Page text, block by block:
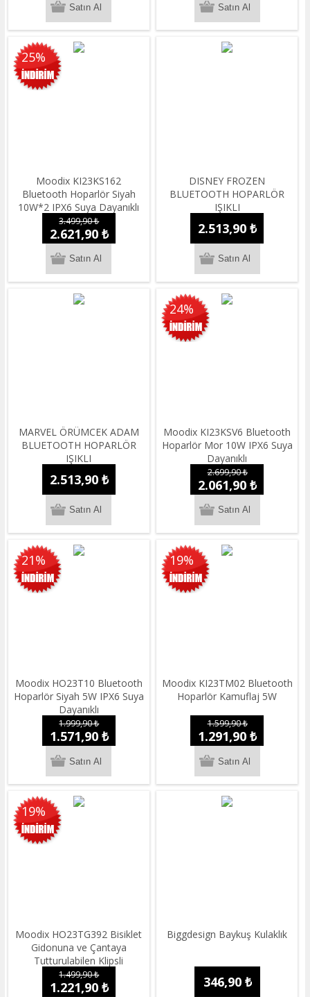
25%
Moodix KI23KS162
Bluetooth Hoparlör Siyah
10W*2 IPX6 Suya Dayanıklı
3.499,90 ₺
2.621,90 ₺
DISNEY FROZEN
BLUETOOTH HOPARLÖR
IŞIKLI
2.513,90 ₺
MARVEL ÖRÜMCEK ADAM
BLUETOOTH HOPARLÖR
IŞIKLI
2.513,90 ₺
24%
Moodix KI23KSV6 Bluetooth
Hoparlör Mor 10W IPX6 Suya
Dayanıklı
2.699,90 ₺
2.061,90 ₺
21%
Moodix HO23T10 Bluetooth
Hoparlör Siyah 5W IPX6 Suya
Dayanıklı
1.999,90 ₺
1.571,90 ₺
19%
Moodix KI23TM02 Bluetooth
Hoparlör Kamuflaj 5W
1.599,90 ₺
1.291,90 ₺
19%
Moodix HO23TG392 Bisiklet
Gidonuna ve Çantaya
Tutturulabilen Klipsli
Taşınabilir Kablosuz Hoparlör
Gri 5W
1.499,90 ₺
1.221,90 ₺
Biggdesign Baykuş Kulaklık
346,90 ₺